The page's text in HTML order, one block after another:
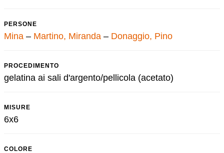
PERSONE
Mina – Martino, Miranda – Donaggio, Pino
PROCEDIMENTO
gelatina ai sali d'argento/pellicola (acetato)
MISURE
6x6
COLORE